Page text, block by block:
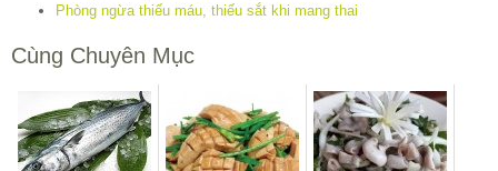
Phòng ngừa thiếu máu, thiếu sắt khi mang thai
Cùng Chuyên Mục